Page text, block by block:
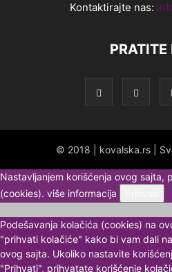
Kontaktirajte nas:
PRATITE
© 2018 | kovalska.rs |
Nastavljanjem korišćenja ovog sajta,
(cookies). više informacija
Podešavanja kolačića (cookies) na
"prihvati kolačiće" kako bi vam dali
ovog sajta. Ukoliko nastavite
"Prihvati", prihvatate korišćenje